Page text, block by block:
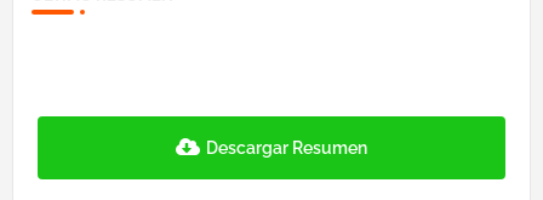
Descargar Resumen